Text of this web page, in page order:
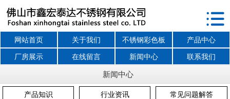
网站首页 关于我们 不锈钢彩色板 产品中心
厂房展示 在线留言 新闻中心 联系我们
新闻中心
产品知识 行业资讯 常见问题解答